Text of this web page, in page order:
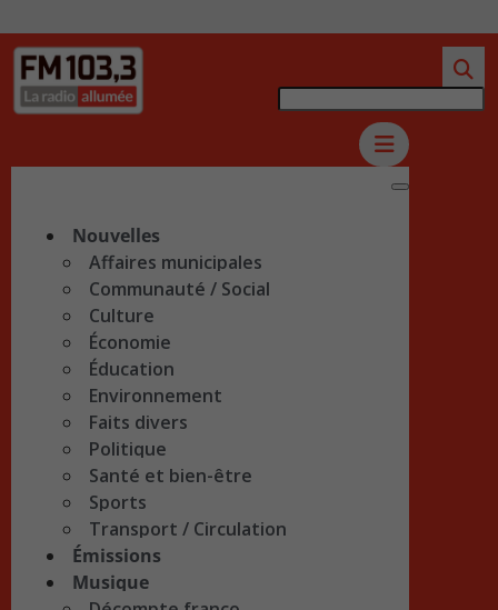
Nouvelles
Affaires municipales
Communauté / Social
Culture
Économie
Éducation
Environnement
Faits divers
Politique
Santé et bien-être
Sports
Transport / Circulation
Émissions
Musique